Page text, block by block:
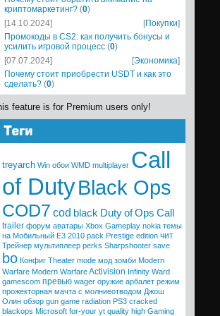
криптомаркетинг? (0)
[14.10.2024]
[Покупки]
Промокоды в CS2: как получить бонусы и
усилить игровой процесс (0)
[07.07.2024]
[Экономика]
Почему стоит приобрести USDT и как это
сделать? (0)
feature is for Premium users only!
treyarch Win обои WMD multiplayer Call
of DutyBlack Ops
COD7 cod black DutyofOps Call
trailer форум аватары Xbox Gameplay nokia темы
на Мобильный E3 2010 pack Prestige edition чит
Трейнер мультиплеер perks Sharpshooter save
bo Конфиг Theater mode мод зомби Modern
Warfare Modern WarfareActivision Infinity Ward
gamescom превью wager оружие арбалет режим
прожекторная мачта с молниеотводом Джош
Олин обзор gun game radiation PS3 cracked
blackops Microsoft for-your yt quality high Gaming